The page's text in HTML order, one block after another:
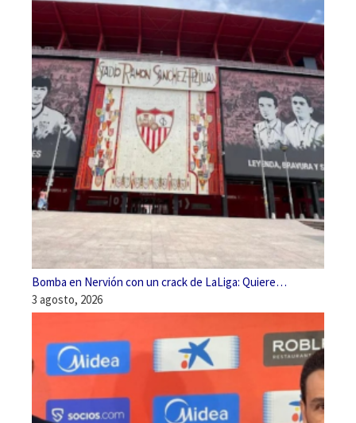
Bomba en Nervión con un crack de LaLiga: Quiere…
3 agosto, 2026